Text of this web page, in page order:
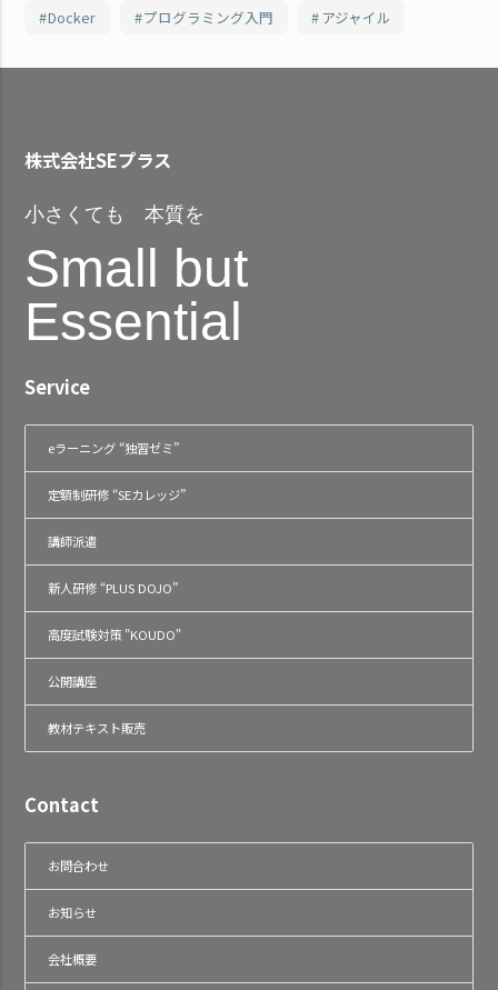
Docker プログラミング入門 アジャイル
株式会社SEプラス
小さくても 本質を
Small but
Essential
Service
eラーニング “独習ゼミ”
定額制研修 “SEカレッジ”
講師派遣
新人研修 “PLUS DOJO”
高度試験対策 "KOUDO"
公開講座
教材テキスト販売
Contact
お問合わせ
お知らせ
会社概要